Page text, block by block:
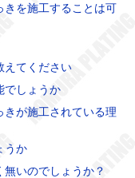
きを施工することは可
えてください
でしょうか
きが施工されている理
うか
いのでしょうか？